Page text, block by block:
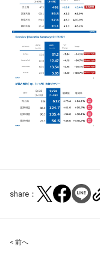
share：
Post
< 前へ